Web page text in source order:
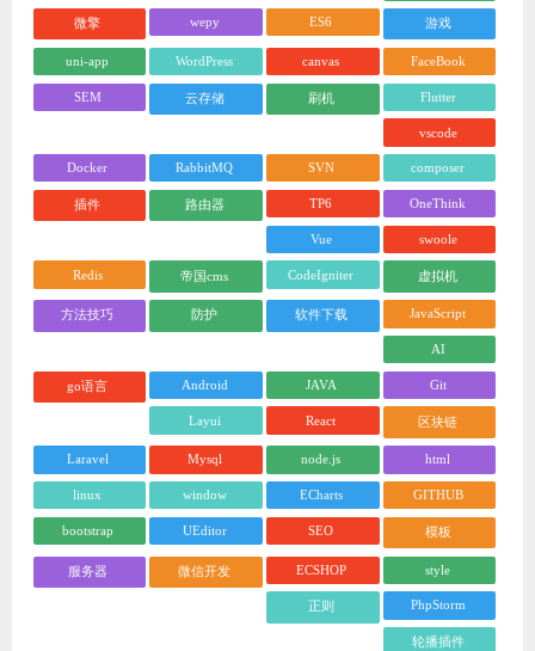
微擎 wepy ES6 游戏
uni-app WordPress canvas FaceBook
SEM 云存储 刷机 Flutter
vscode
Docker RabbitMQ SVN composer
插件 路由器 TP6 OneThink
Vue swoole
Redis 帝国cms CodeIgniter 虚拟机
方法技巧 防护 软件下载 JavaScript
AI
go语言 Android JAVA Git
Layui React 区块链
Laravel Mysql node.js html
linux window ECharts GITHUB
bootstrap UEditor SEO 模板
服务器 微信开发 ECSHOP style
正则 PhpStorm
轮播插件